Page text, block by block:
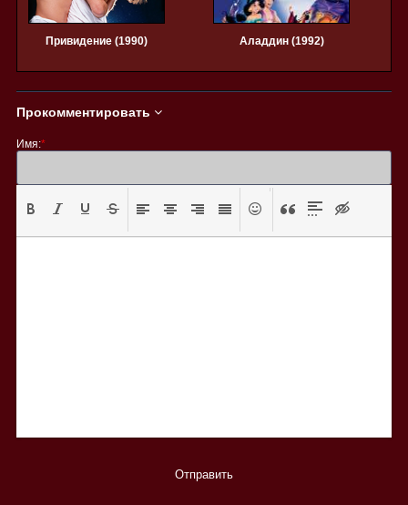
Привидение (1990) Аладдин (1992)
Прокомментировать
Имя:*
Отправить